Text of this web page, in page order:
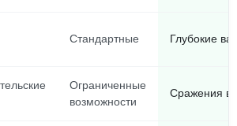
Стандартные Глубокие
Ограниченные
возможности
Сражения в